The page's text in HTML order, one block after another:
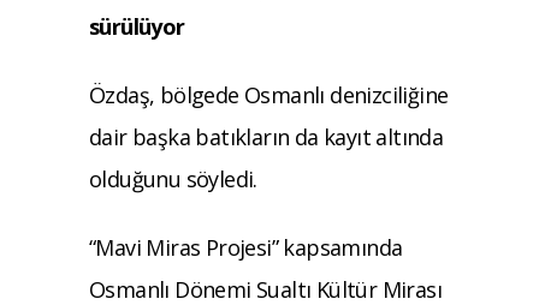
sürülüyor
Özdaş, bölgede Osmanlı denizciliğine
dair başka batıkların da kayıt altında
olduğunu söyledi.
“Mavi Miras Projesi” kapsamında
Osmanlı Dönemi Sualtı Kültür Mirası